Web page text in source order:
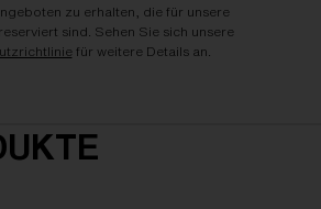
zu erhalten, die für unsere
sind. Sehen Sie sich unsere
für weitere Details an.